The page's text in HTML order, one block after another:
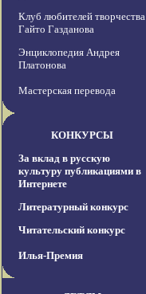
Клуб любителей творчества
Гайто Газданова
Энциклопедия Андрея
Платонова
Мастерская перевода
КОНКУРСЫ
За вклад в русскую
культуру публикациями в
Интернете
Литературный конкурс
Читательский конкурс
Илья-Премия